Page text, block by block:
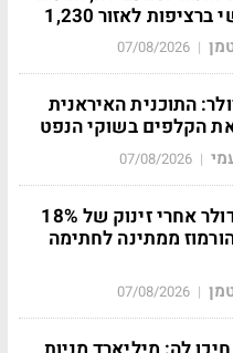
לאזור 1,230
|
07/08/2026
מעל 82 דולר: התוכנית האיראנית
הקלפים בשוקי הנפט
|
07/08/2026
ברנט סביב 82 דולר אחרי זינוק של 18%
ממתינה לחתימה
|
07/08/2026